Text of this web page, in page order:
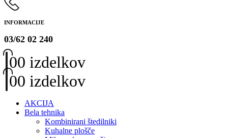
INFORMACIJE
03/62 02 240
00 izdelkov
00 izdelkov
AKCIJA
Bela tehnika
Kombinirani štedilniki
Kuhalne plošče